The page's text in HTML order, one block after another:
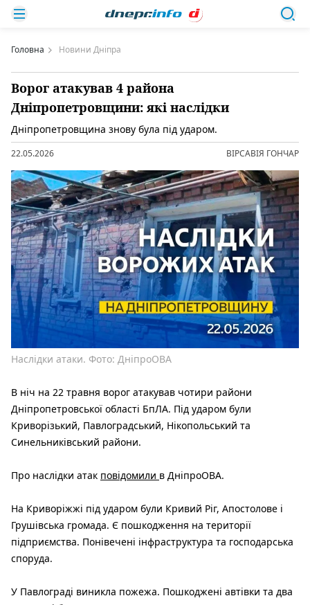
Головна Новини Дніпра
Ворог атакував 4 района
Дніпропетровщини: які наслідки
Дніпропетровщина знову була під ударом.
22.05.2026 ВІРСАВІЯ ГОНЧАР
Наслідки атаки. Фото: ДніпроОВА
В ніч на 22 травня ворог атакував чотири райони
Дніпропетровської області БпЛА. Під ударом були
Криворізький, Павлоградський, Нікопольський та
Синельниківський райони.
Про наслідки атак повідомили в ДніпроОВА.
На Криворіжжі під ударом були Кривий Ріг, Апостолове і
Грушівська громада. Є пошкодження на території
підприємства. Понівечені інфраструктура та господарська
споруда.
У Павлограді виникла пожежа. Пошкоджені автівки та два